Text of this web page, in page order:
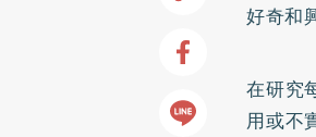
好奇和
在研究
用或不